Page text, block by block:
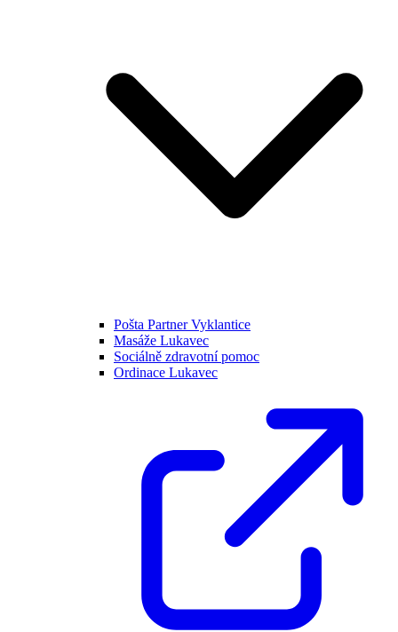
Pošta Partner Vyklantice
Masáže Lukavec
Sociálně zdravotní pomoc
Ordinace Lukavec